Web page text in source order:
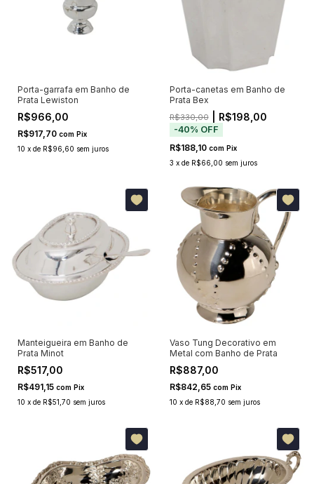
Porta-garrafa em Banho de
Prata Lewiston
R$966,00
R$917,70 com Pix
10 x de R$96,60 sem juros
Porta-canetas em Banho de
Prata Bex
R$330,00| R$198,00
-40% OFF
R$188,10 com Pix
3 x de R$66,00 sem juros
Manteigueira em Banho de
Prata Minot
R$517,00
R$491,15 com Pix
10 x de R$51,70 sem juros
Vaso Tung Decorativo em
Metal com Banho de Prata
R$887,00
R$842,65 com Pix
10 x de R$88,70 sem juros